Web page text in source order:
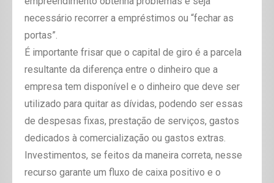
necessário recorrer a empréstimos ou “fechar as
portas”.
É importante frisar que o capital de giro é a parcela
resultante da diferença entre o dinheiro que a
empresa tem disponível e o dinheiro que deve ser
utilizado para quitar as dívidas, podendo ser essas
de despesas fixas, prestação de serviços, gastos
dedicados à comercialização ou gastos extras.
Investimentos, se feitos da maneira correta, nesse
recurso garante um fluxo de caixa positivo e o